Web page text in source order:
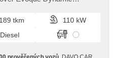
zadní, erfüllt 'EURO V',
Elektronisches
Außenthermometer,
189 tkm
110 kW
Diesel